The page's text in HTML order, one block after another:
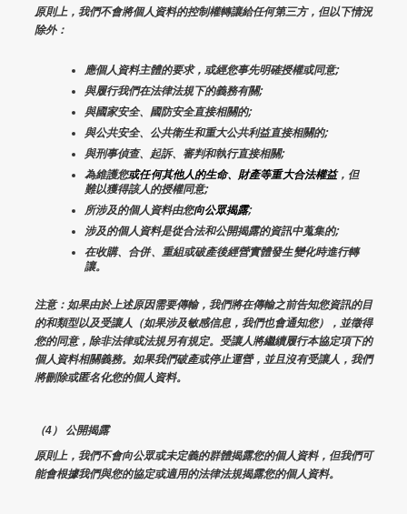
原則上，我們不會將個人資料的控制權轉讓給任何第三方，但以下情況
除外：
應個人資料主體的要求，或經您事先明確授權或同意;
與履行我們在法律法規下的義務有關;
與國家安全、國防安全直接相關的;
與公共安全、公共衛生和重大公共利益直接相關的;
與刑事偵查、起訴、審判和執行直接相關;
為維護您或任何其他人的生命、財產等重大合法權益，但
難以獲得該人的授權同意;
所涉及的個人資料由您向公眾揭露;
涉及的個人資料是從合法和公開揭露的資訊中蒐集的;
在收購、合併、重組或破產後經營實體發生變化時進行轉
讓。
注意：如果由於上述原因需要傳輸，我們將在傳輸之前告知您資訊的目
的和類型以及受讓人（如果涉及敏感信息，我們也會通知您），並徵得
您的同意，除非法律或法規另有規定。受讓人將繼續履行本協定項下的
個人資料相關義務。如果我們破產或停止運營，並且沒有受讓人，我們
將刪除或匿名化您的個人資料。
（4） 公開揭露
原則上，我們不會向公眾或未定義的群體揭露您的個人資料，但我們可
能會根據我們與您的協定或適用的法律法規揭露您的個人資料。